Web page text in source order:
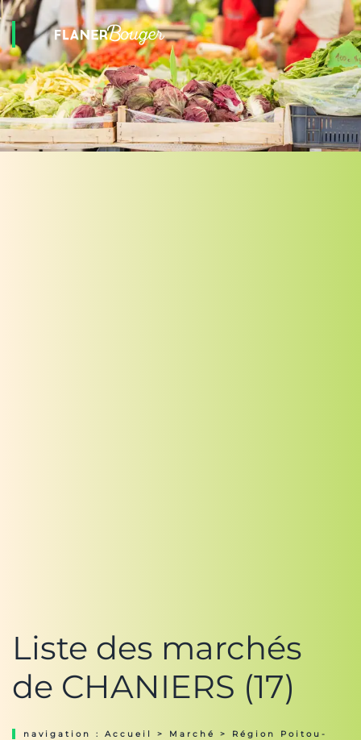
Liste des marchés
de CHANIERS (17)
navigation : Accueil > Marché > Région Poitou-